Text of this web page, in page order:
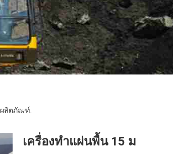
ผลิตภัณฑ์.
เครื่องทำแผ่นพื้น 15 ม